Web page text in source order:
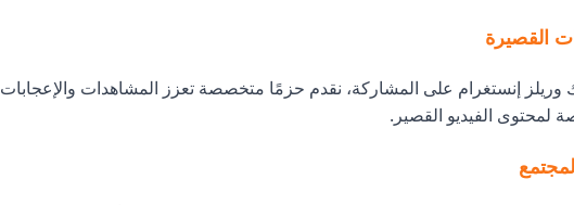
القصيرة
وريلز إنستغرام على المشاركة، نقدم حزمًا متخصصة تعزز المشاهدات والإعجابات
لمحتوى الفيديو القصير.